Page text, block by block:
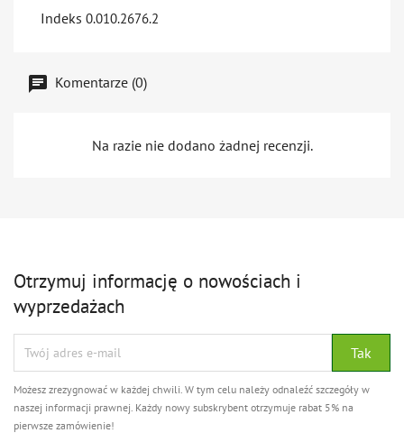
Indeks 0.010.2676.2
Komentarze (0)
Na razie nie dodano żadnej recenzji.
Otrzymuj informację o nowościach i
wyprzedażach
Możesz zrezygnować w każdej chwili. W tym celu należy odnaleźć szczegóły w
naszej informacji prawnej. Każdy nowy subskrybent otrzymuje rabat 5% na
pierwsze zamówienie!